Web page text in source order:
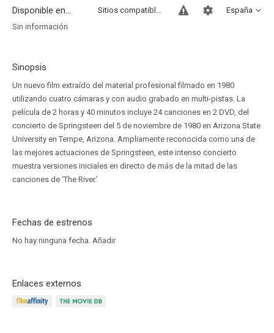
Disponible en... España
Sitios compatibles
Sin información
Sinopsis
Un nuevo film extraído del material profesional filmado en 1980
utilizando cuatro cámaras y con audio grabado en multi-pistas. La
película de 2 horas y 40 minutos incluye 24 canciones en 2 DVD, del
concierto de Springsteen del 5 de noviembre de 1980 en Arizona State
University en Tempe, Arizona. Ampliamente reconocida como una de
las mejores actuaciones de Springsteen, este intenso concierto
muestra versiones iniciales en directo de más de la mitad de las
canciones de ‘The River.’
Fechas de estrenos
No hay ninguna fecha. Añadir
Enlaces externos